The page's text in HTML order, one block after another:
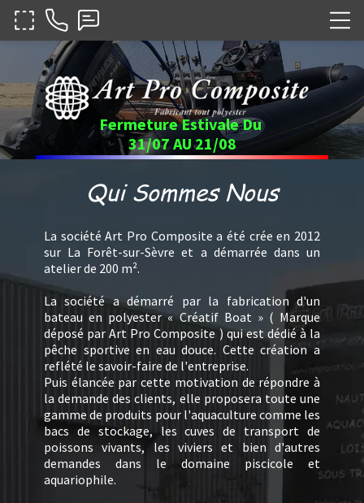
Fermeture Estivale Du
31/07 AU 21/08
Qui Sommes Nous
La société Art Pro Composite a été crée en 2012
sur La Forêt-sur-Sèvre et a démarrée dans un
atelier de 200 m².
La société a démarré par la fabrication d'un
bateau en polyester « Créatif Boat » ( Marque
déposé par Art Pro Composite ) qui est dédié à la
pêche sportive en eau douce. Cette création a
reflété le savoir-faire de l'entreprise.
Puis élancée par cette motivation de répondre à
la demande des clients, elle proposera toute une
gamme de produits pour l'aquaculture comme les
bacs de stockage, les cuves de transport de
poissons vivants, les viviers et bien d'autres
demandes dans le domaine piscicole et
aquariophile.